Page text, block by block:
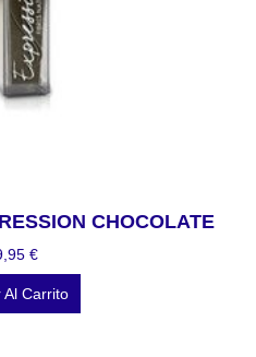
CHOCOLATE
€
Al Carrito